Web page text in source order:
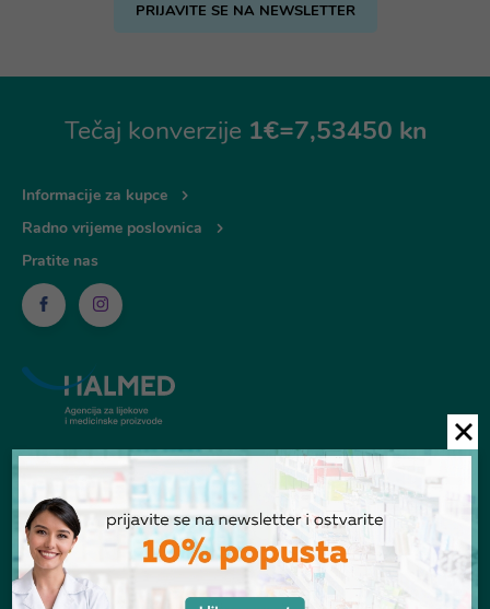
PRIJAVITE SE NA NEWSLETTER
Tečaj konverzije 1€=7,53450 kn
Informacije za kupce
Radno vrijeme poslovnica
Pratite nas
© Ljekarna Talan 2026